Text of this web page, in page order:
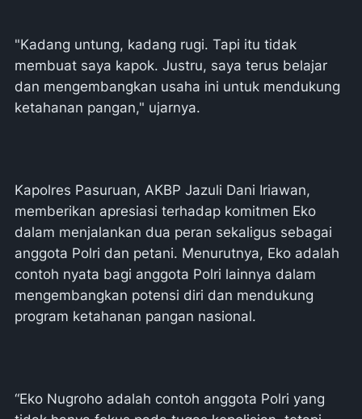
"Kadang untung, kadang rugi. Tapi itu tidak
membuat saya kapok. Justru, saya terus belajar
dan mengembangkan usaha ini untuk mendukung
ketahanan pangan," ujarnya.
Kapolres Pasuruan, AKBP Jazuli Dani Iriawan,
memberikan apresiasi terhadap komitmen Eko
dalam menjalankan dua peran sekaligus sebagai
anggota Polri dan petani. Menurutnya, Eko adalah
contoh nyata bagi anggota Polri lainnya dalam
mengembangkan potensi diri dan mendukung
program ketahanan pangan nasional.
“Eko Nugroho adalah contoh anggota Polri yang